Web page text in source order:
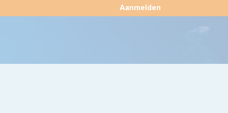
Aanmelden ×